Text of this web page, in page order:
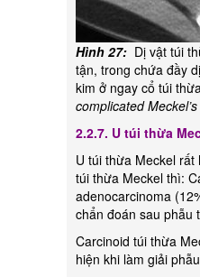
Hình 27: Dị vật túi
tận, trong chứa đầy
kim ở ngay cổ túi
complicated
2.2.7. U túi thừa
U túi thừa Meckel
túi thừa Meckel thì:
adenocarcinoma
chẩn đoán sau phẫu
Carcinoid túi thừa
hiện khi làm giải